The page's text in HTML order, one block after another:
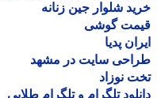
شلوار جین زنانه
گوشی
پدیا
سایت در مشهد
نوزاد
تلگرام و تلگرام طلایی